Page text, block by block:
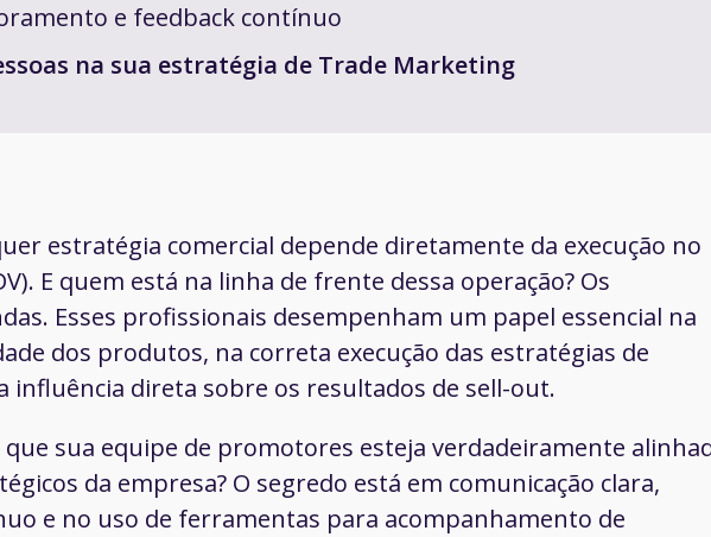
e feedback contínuo
na sua estratégia de Trade Marketing
estratégia comercial depende diretamente da execução no
E quem está na linha de frente dessa operação? Os
Esses profissionais desempenham um papel essencial na
dos produtos, na correta execução das estratégias de
influência direta sobre os resultados de sell-out.
sua equipe de promotores esteja verdadeiramente
da empresa? O segredo está em comunicação clara,
e no uso de ferramentas para acompanhamento de